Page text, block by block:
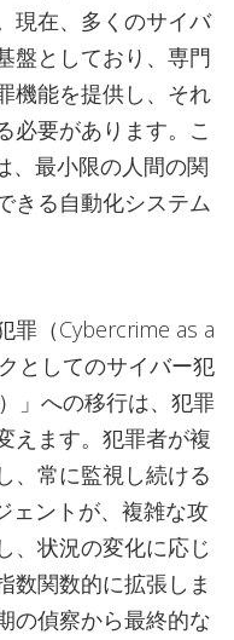
現在、多くのサイバ
盤としており、専門
機能を提供し、それ
必要があります。こ
、最小限の人間の関
きる自動化システム
罪（Cybercrime as a
としてのサイバー犯
」への移行は、犯罪
えます。犯罪者が複
、常に監視し続ける
ェントが、複雑な攻
、状況の変化に応じ
数関数的に拡張しま
の偵察から最終的な